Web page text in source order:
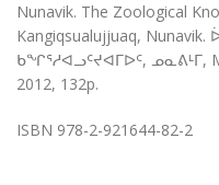
Nunavik. The Zoological
Kangiqsualujjuaq,
ᑲᖏᕐᓱᐊᓗᑦᔪᐊᒥᐅᑦ, ᓄᓇᕕᒻᒥ,
2012, 132p.
ISBN 978-2-921644-82-2